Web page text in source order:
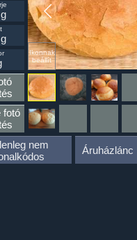
Szöveges
Értékelés
Ikonnak
beállít
fotó
nem
Áruházlánc